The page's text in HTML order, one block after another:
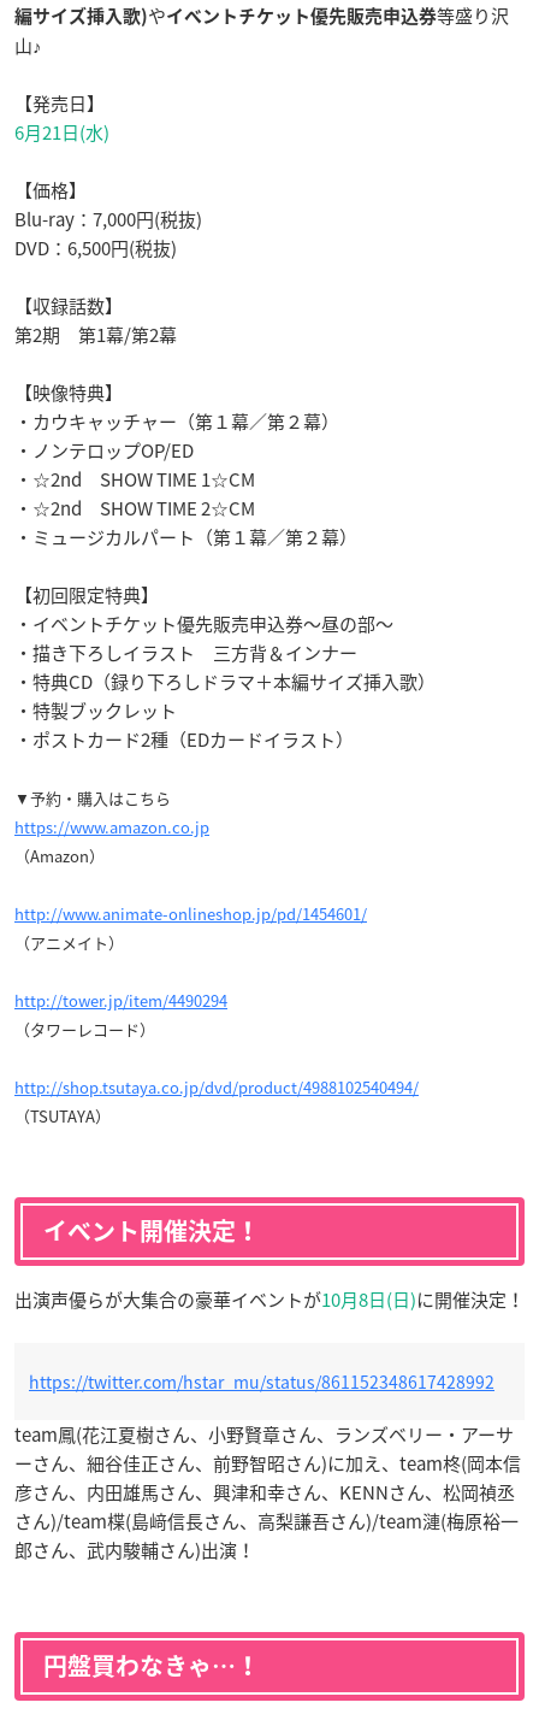
編サイズ挿入歌)やイベントチケット優先販売申込券等盛り沢
山♪
【発売日】
6月21日(水)
【価格】
Blu-ray：7,000円(税抜)
DVD：6,500円(税抜)
【収録話数】
第2期 第1幕/第2幕
【映像特典】
・カウキャッチャー（第１幕／第２幕）
・ノンテロップOP/ED
・☆2nd SHOW TIME 1☆CM
・☆2nd SHOW TIME 2☆CM
・ミュージカルパート（第１幕／第２幕）
【初回限定特典】
・イベントチケット優先販売申込券～昼の部～
・描き下ろしイラスト 三方背＆インナー
・特典CD（録り下ろしドラマ＋本編サイズ挿入歌）
・特製ブックレット
・ポストカード2種（EDカードイラスト）
▼予約・購入はこちら
https://www.amazon.co.jp
（Amazon）
http://www.animate-onlineshop.jp/pd/1454601/
（アニメイト）
http://tower.jp/item/4490294
（タワーレコード）
http://shop.tsutaya.co.jp/dvd/product/4988102540494/
（TSUTAYA）
イベント開催決定！
出演声優らが大集合の豪華イベントが10月8日(日)に開催決定！
https://twitter.com/hstar_mu/status/861152348617428992
team鳳(花江夏樹さん、小野賢章さん、ランズベリー・アーサ
ーさん、細谷佳正さん、前野智昭さん)に加え、team柊(岡本信
彦さん、内田雄馬さん、興津和幸さん、KENNさん、松岡禎丞
さん)/team楪(島﨑信長さん、高梨謙吾さん)/team漣(梅原裕一
郎さん、武内駿輔さん)出演！
円盤買わなきゃ…！